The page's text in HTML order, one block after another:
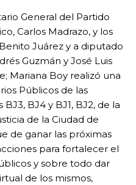
General del Partido
Carlos Madrazo, y los
Juárez y a diputado
Guzmán y José Luis
Mariana Boy realizó una
Públicos de las
BJ4 y BJ1, BJ2, de la
de la Ciudad de
de ganar las próximas
para fortalecer el
y sobre todo dar
de los mismos,